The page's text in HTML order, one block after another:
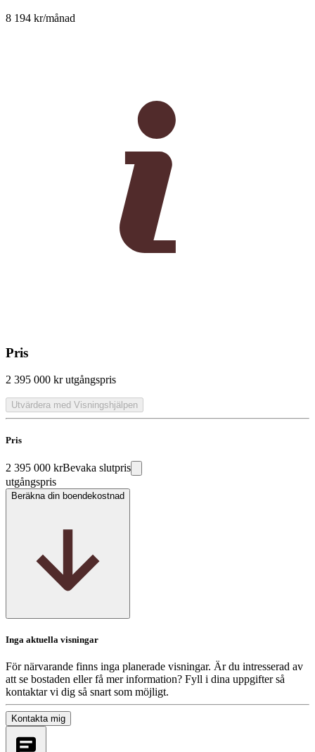
8 194 kr/månad
Pris
2 395 000 kr utgångspris
Utvärdera med Visningshjälpen
Pris
2 395 000 krBevaka slutpris
utgångspris
Beräkna din boendekostnad
Inga aktuella visningar
För närvarande finns inga planerade visningar. Är du intresserad av
att se bostaden eller få mer information? Fyll i dina uppgifter så
kontaktar vi dig så snart som möjligt.
Kontakta mig